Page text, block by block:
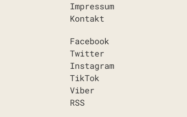
Impressum
Kontakt
Facebook
Twitter
Instagram
TikTok
Viber
RSS